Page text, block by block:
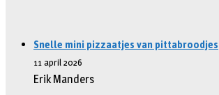
Snelle mini pizzaatjes van pittabroodjes
11 april 2026
Erik Manders